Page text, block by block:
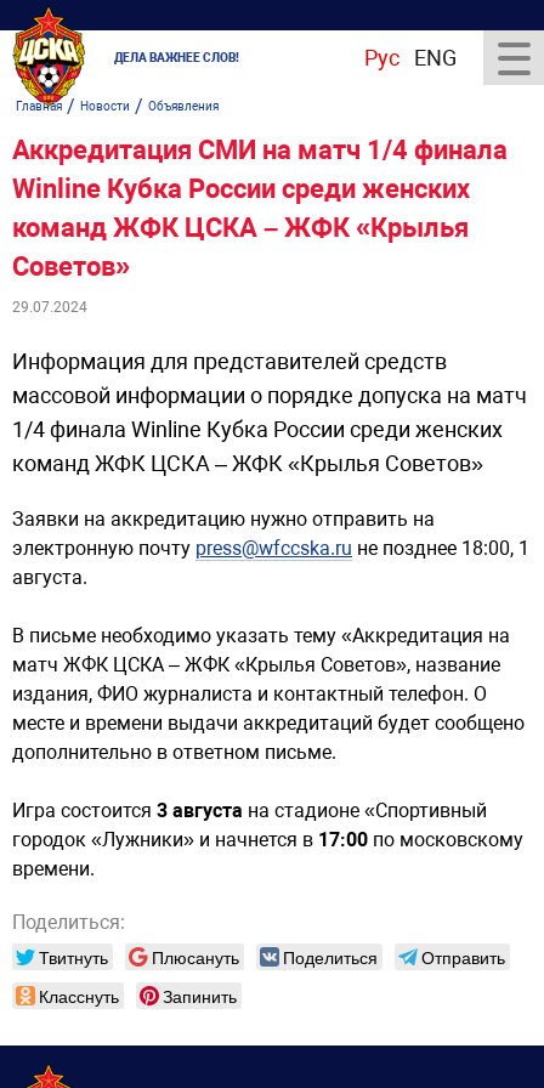
ДЕЛА ВАЖНЕЕ СЛОВ! Рус ENG
Главная/ Новости / Объявления
Аккредитация СМИ на матч 1/4 финала
Winline Кубка России среди женских
команд ЖФК ЦСКА – ЖФК «Крылья
Советов»
29.07.2024
Информация для представителей средств
массовой информации о порядке допуска на матч
1/4 финала Winline Кубка России среди женских
команд ЖФК ЦСКА – ЖФК «Крылья Советов»
Заявки на аккредитацию нужно отправить на
электронную почту press@wfccska.ru не позднее 18:00, 1
августа.
В письме необходимо указать тему «Аккредитация на
матч ЖФК ЦСКА – ЖФК «Крылья Советов», название
издания, ФИО журналиста и контактный телефон. О
месте и времени выдачи аккредитаций будет сообщено
дополнительно в ответном письме.
Игра состоится 3 августа на стадионе «Спортивный
городок «Лужники» и начнется в 17:00 по московскому
времени.
Поделиться:
Твитнуть Плюсануть Поделиться
Отправить
Класснуть
Запинить